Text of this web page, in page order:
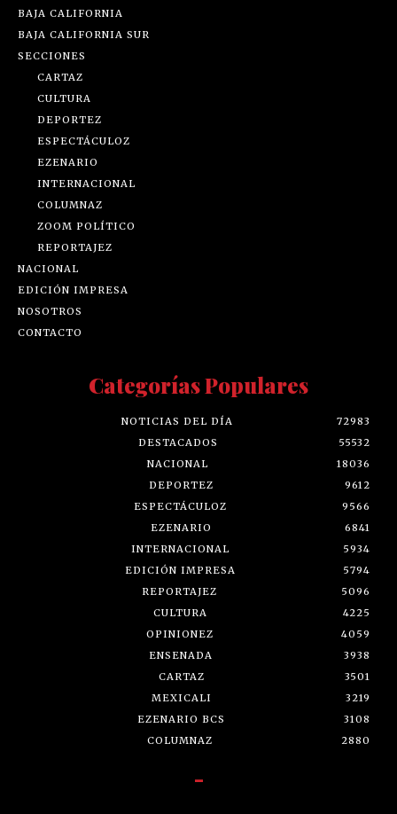
BAJA CALIFORNIA
BAJA CALIFORNIA SUR
SECCIONES
CARTAZ
CULTURA
DEPORTEZ
ESPECTÁCULOZ
EZENARIO
INTERNACIONAL
COLUMNAZ
ZOOM POLÍTICO
REPORTAJEZ
NACIONAL
EDICIÓN IMPRESA
NOSOTROS
CONTACTO
Categorías Populares
NOTICIAS DEL DÍA
72983
DESTACADOS
55532
NACIONAL
18036
DEPORTEZ
9612
ESPECTÁCULOZ
9566
EZENARIO
6841
INTERNACIONAL
5934
EDICIÓN IMPRESA
5794
REPORTAJEZ
5096
CULTURA
4225
OPINIONEZ
4059
ENSENADA
3938
CARTAZ
3501
MEXICALI
3219
EZENARIO BCS
3108
COLUMNAZ
2880
-